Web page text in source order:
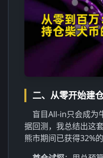
二、从零开始建
盲目All-in只会成为
据回测，我总结出这
熊市期间已获得32%的